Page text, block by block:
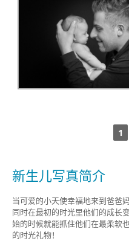
1
新生儿写真简介
当可爱的小天使幸福地来到爸爸
同时在最初的时光里他们的成长
始的时候就能抓住他们在最柔软
的时光礼物！